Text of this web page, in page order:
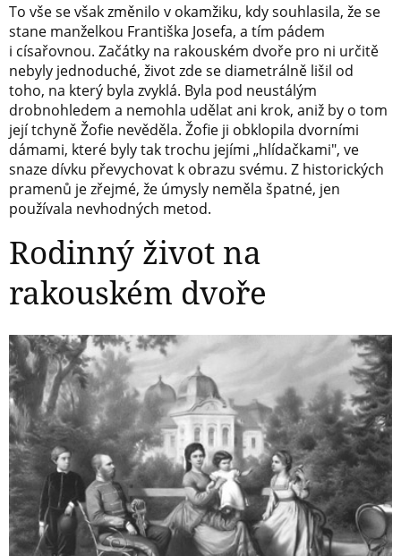
To vše se však změnilo v okamžiku, kdy souhlasila, že se
stane manželkou Františka Josefa, a tím pádem
i císařovnou. Začátky na rakouském dvoře pro ni určitě
nebyly jednoduché, život zde se diametrálně lišil od
toho, na který byla zvyklá. Byla pod neustálým
drobnohledem a nemohla udělat ani krok, aniž by o tom
její tchyně Žofie nevěděla. Žofie ji obklopila dvorními
dámami, které byly tak trochu jejími „hlídačkami", ve
snaze dívku převychovat k obrazu svému. Z historických
pramenů je zřejmé, že úmysly neměla špatné, jen
používala nevhodných metod.
Rodinný život na
rakouském dvoře